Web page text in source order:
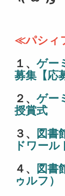
≪パシィ
１、ゲー
募集【応
２、ゲー
授賞式
３、
図書
ドワール
４、
図書
ゥルフ）